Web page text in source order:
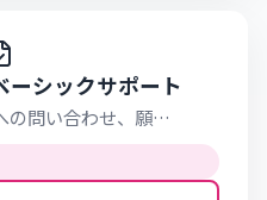
ーシックサポート
の問い合わせ、願…